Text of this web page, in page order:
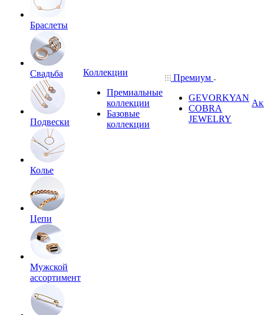
Браслеты
Свадьба
Подвески
Колье
Цепи
Мужской
ассортимент
Коллекции
Премиальные
коллекции
Базовые
коллекции
Премиум
GEVORKYAN
COBRA
JEWELRY